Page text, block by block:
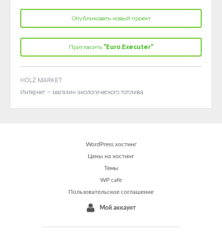
Опубликовать новый проект
Пригласить "Euro Executer"
HOLZ MARKET
Интернет — магазин экологического топлива.
WordPress хостинг
Цены на хостинг
Темы
WP cafe
Пользовательское соглашение
Мой аккаунт